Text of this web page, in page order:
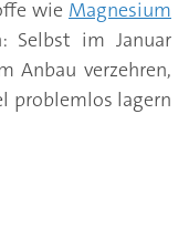
wie Magnesium
Selbst im Januar
Anbau verzehren,
problemlos lagern